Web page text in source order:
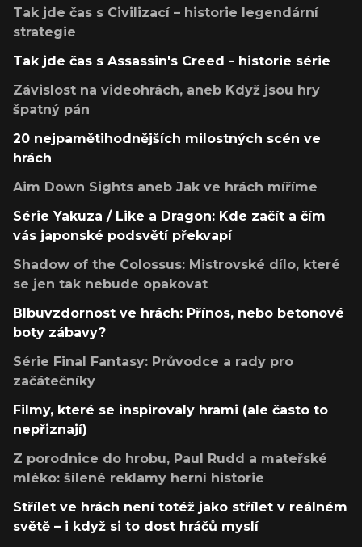
Tak jde čas s Civilizací – historie legendární
strategie
Tak jde čas s Assassin's Creed - historie série
Závislost na videohrách, aneb Když jsou hry
špatný pán
20 nejpamětihodnějších milostných scén ve
hrách
Aim Down Sights aneb Jak ve hrách míříme
Série Yakuza / Like a Dragon: Kde začít a čím
vás japonské podsvětí překvapí
Shadow of the Colossus: Mistrovské dílo, které
se jen tak nebude opakovat
Blbuvzdornost ve hrách: Přínos, nebo betonové
boty zábavy?
Série Final Fantasy: Průvodce a rady pro
začátečníky
Filmy, které se inspirovaly hrami (ale často to
nepřiznají)
Z porodnice do hrobu, Paul Rudd a mateřské
mléko: šílené reklamy herní historie
Střílet ve hrách není totéž jako střílet v reálném
světě – i když si to dost hráčů myslí